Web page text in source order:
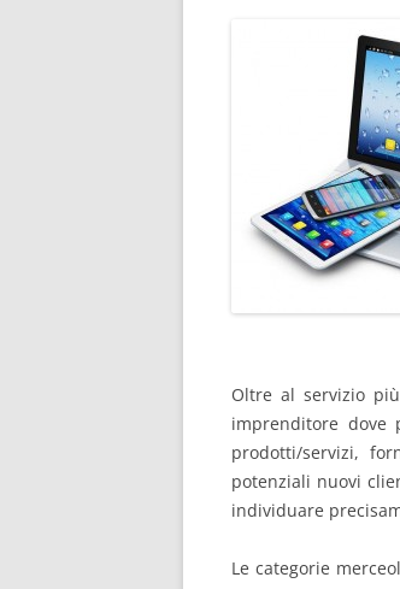
Oltre al servizio
imprenditore dove
prodotti/servizi,
potenziali nuovi
individuare
Le categorie